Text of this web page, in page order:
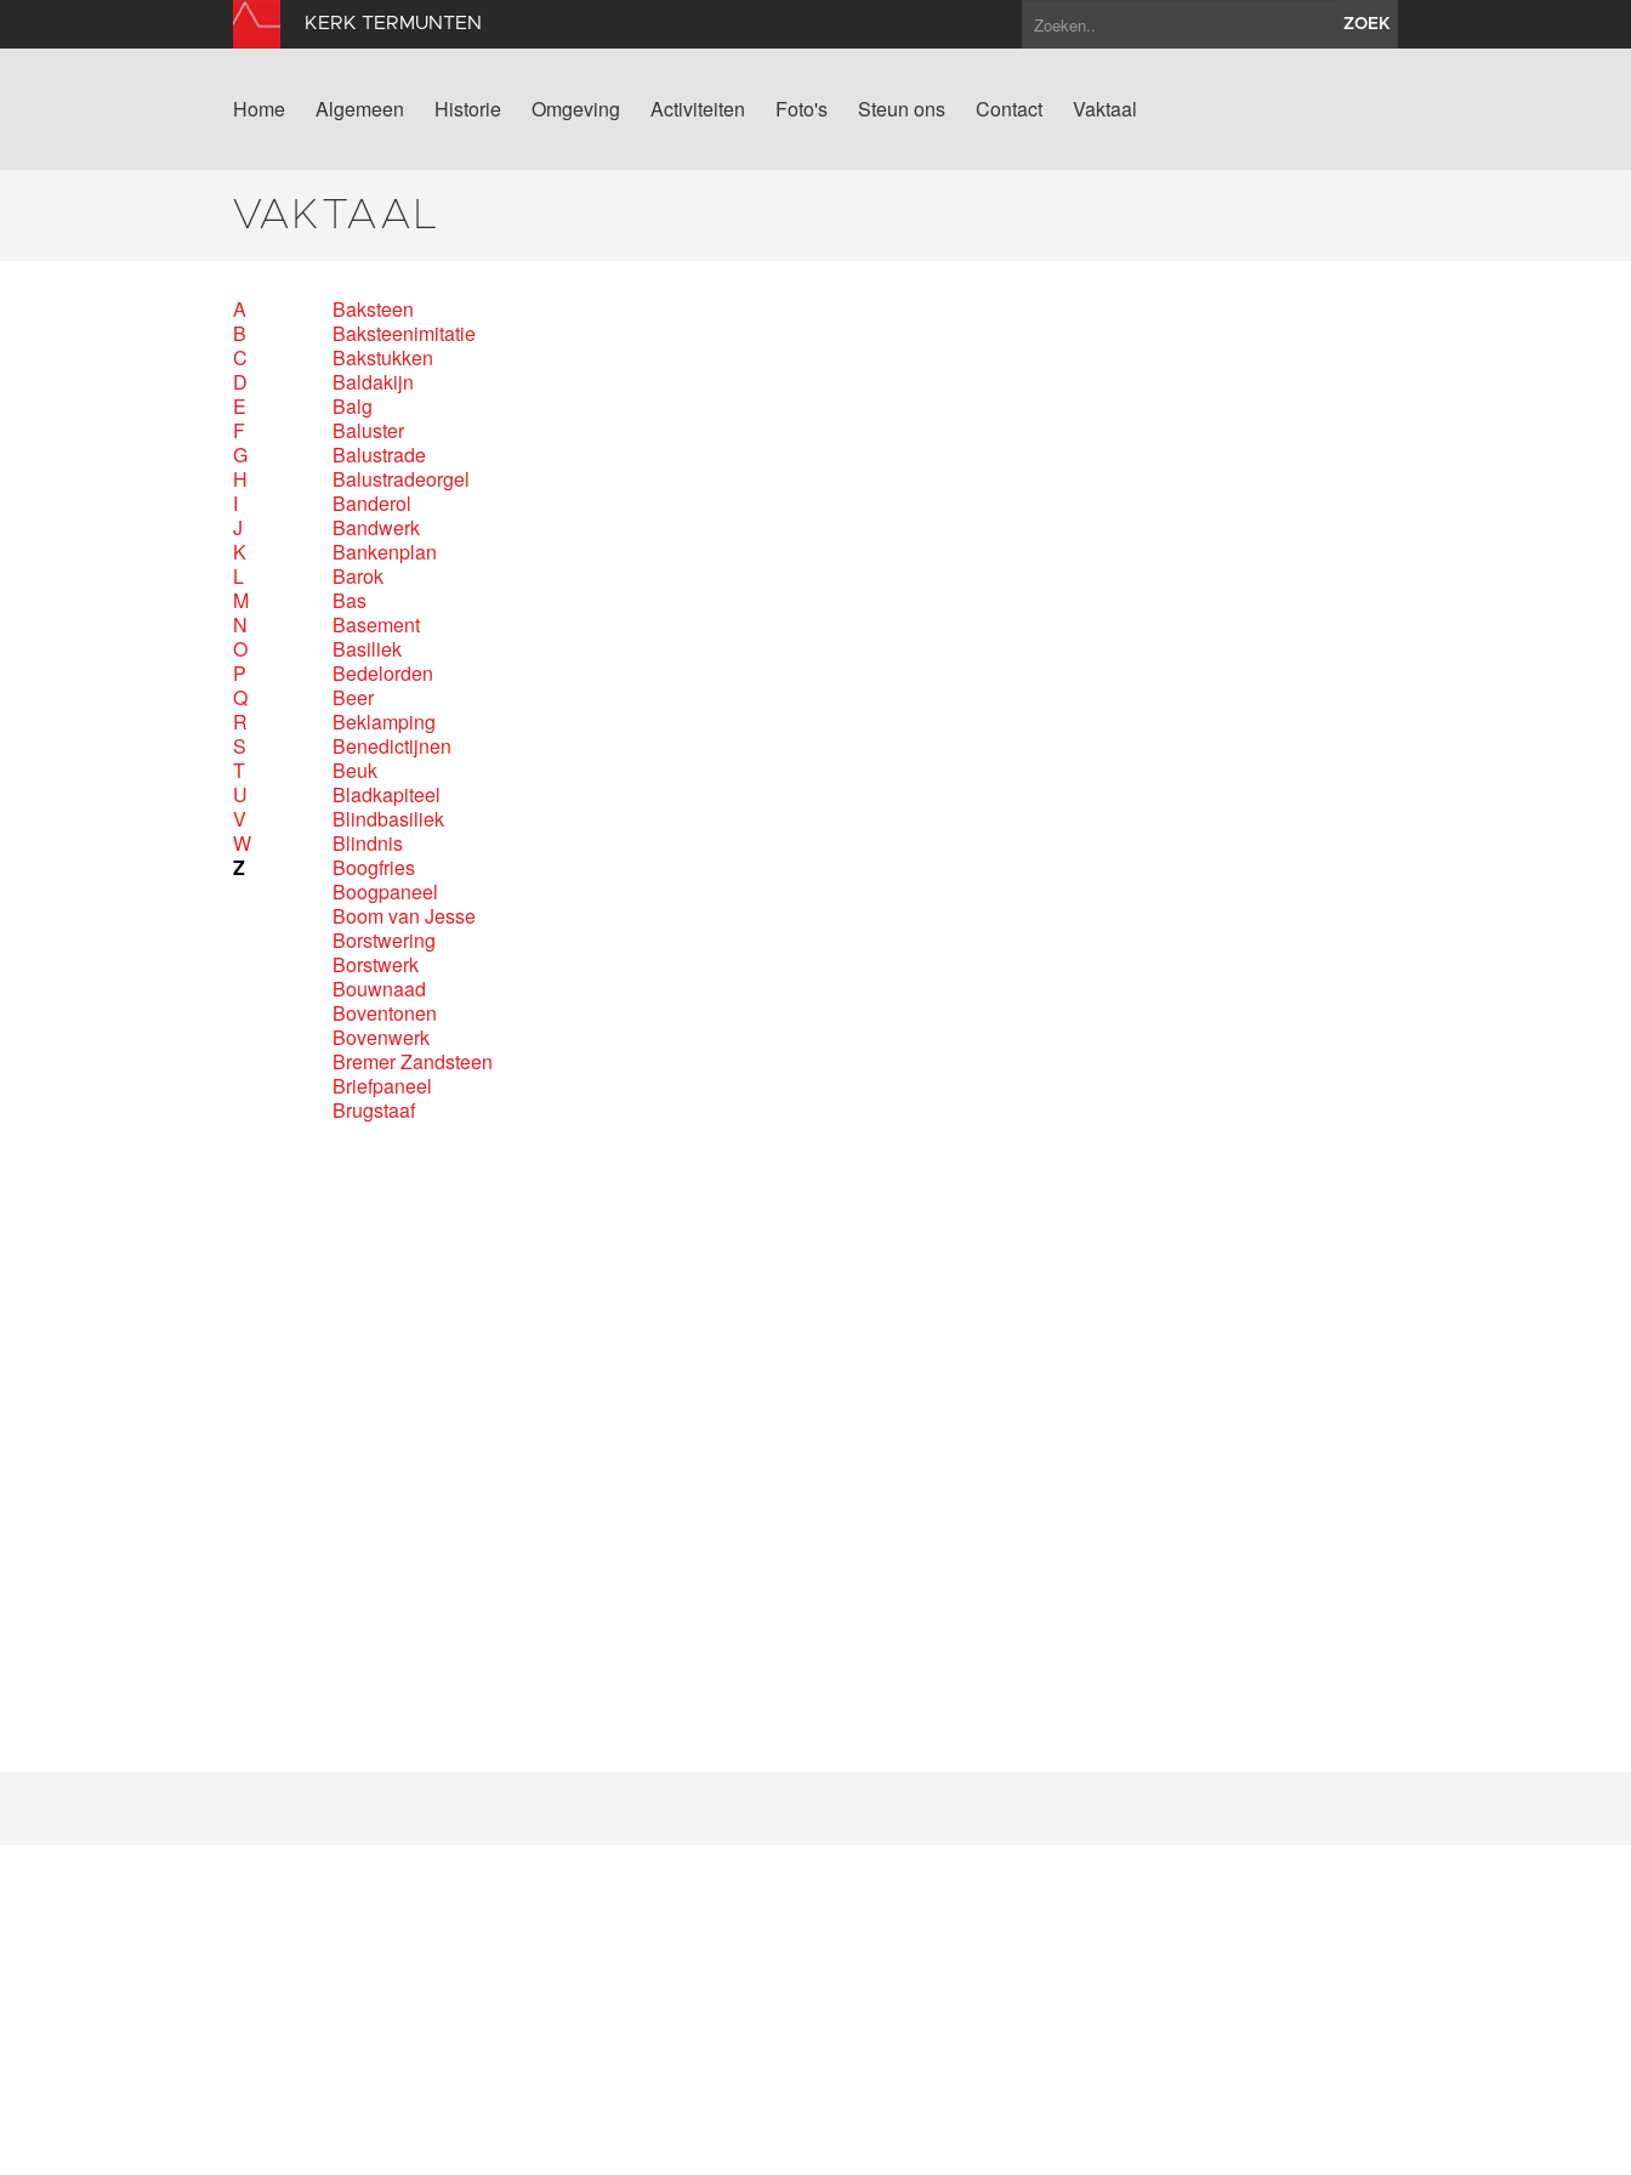
KERK TERMUNTEN ZOEK
Home Algemeen Historie Omgeving Activiteiten Foto's Steun ons Contact Vaktaal
VAKTAAL
A
B
C
D
E
F
G
H
I
J
K
L
M
N
O
P
Q
R
S
T
U
V
W
Z
Baksteen
Baksteenimitatie
Bakstukken
Baldakijn
Balg
Baluster
Balustrade
Balustradeorgel
Banderol
Bandwerk
Bankenplan
Barok
Bas
Basement
Basiliek
Bedelorden
Beer
Beklamping
Benedictijnen
Beuk
Bladkapiteel
Blindbasiliek
Blindnis
Boogfries
Boogpaneel
Boom van Jesse
Borstwering
Borstwerk
Bouwnaad
Boventonen
Bovenwerk
Bremer Zandsteen
Briefpaneel
Brugstaaf